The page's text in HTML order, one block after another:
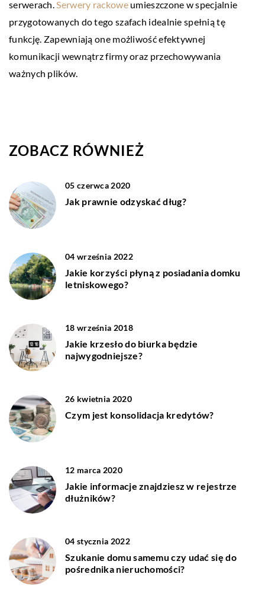
serwerach.Serwery rackoweumieszczone w specjalnie
przygotowanych do tego szafach idealnie spełnią tę
funkcję. Zapewniają one możliwość efektywnej
komunikacji wewnątrz firmy oraz przechowywania
ważnych plików.
ZOBACZ RÓWNIEŻ
05 czerwca 2020
Jak prawnie odzyskać dług?
04 września 2022
Jakie korzyści płyną z posiadania domku
letniskowego?
18 września 2018
Jakie krzesło do biurka będzie
najwygodniejsze?
26 kwietnia 2020
Czym jest konsolidacja kredytów?
12 marca 2020
Jakie informacje znajdziesz w rejestrze
dłużników?
04 stycznia 2022
Szukanie domu samemu czy udać się do
pośrednika nieruchomości?